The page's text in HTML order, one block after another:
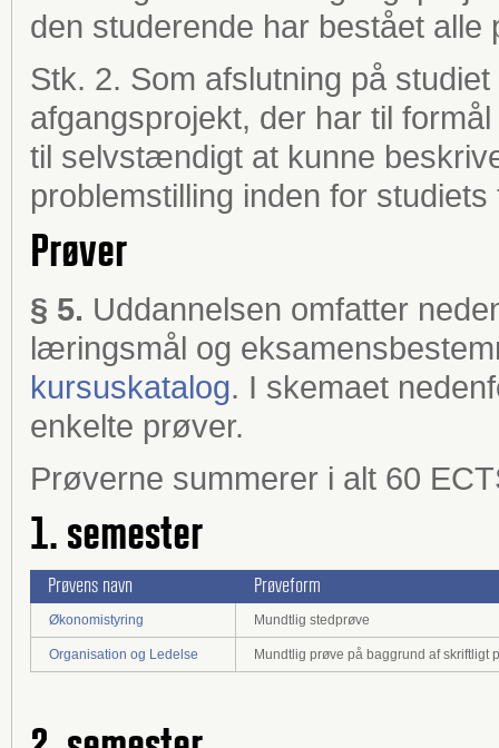
den studerende har bestået
Stk. 2. Som afslutning på
afgangsprojekt, der har til
til selvstændigt at kunne
problemstilling inden for
Prøver
§ 5. Uddannelsen omfatter
læringsmål og
kursuskatalog. I skemaet
enkelte prøver.
Prøverne summerer i alt 60
1. semester
Prøvens navn Prøveform
Økonomistyring Mundtlig stedprøve
Organisation og Ledelse Mundtlig prøve på baggrund af skriftligt